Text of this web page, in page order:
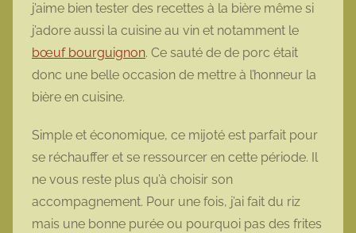
j’aime bien tester des recettes à la bière même si
j’adore aussi la cuisine au vin et notamment le
bœuf bourguignon. Ce sauté de de porc était
donc une belle occasion de mettre à l’honneur la
bière en cuisine.
Simple et économique, ce mijoté est parfait pour
se réchauffer et se ressourcer en cette période. Il
ne vous reste plus qu’à choisir son
accompagnement. Pour une fois, j’ai fait du riz
mais une bonne purée ou pourquoi pas des frites